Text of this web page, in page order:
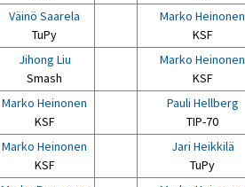
Väinö Saarela
TuPy
Marko Heinonen
KSF
Jihong Liu
Smash
Marko Heinonen
KSF
Marko Heinonen
KSF
Pauli Hellberg
TIP-70
Marko Heinonen
KSF
Jari Heikkilä
TuPy